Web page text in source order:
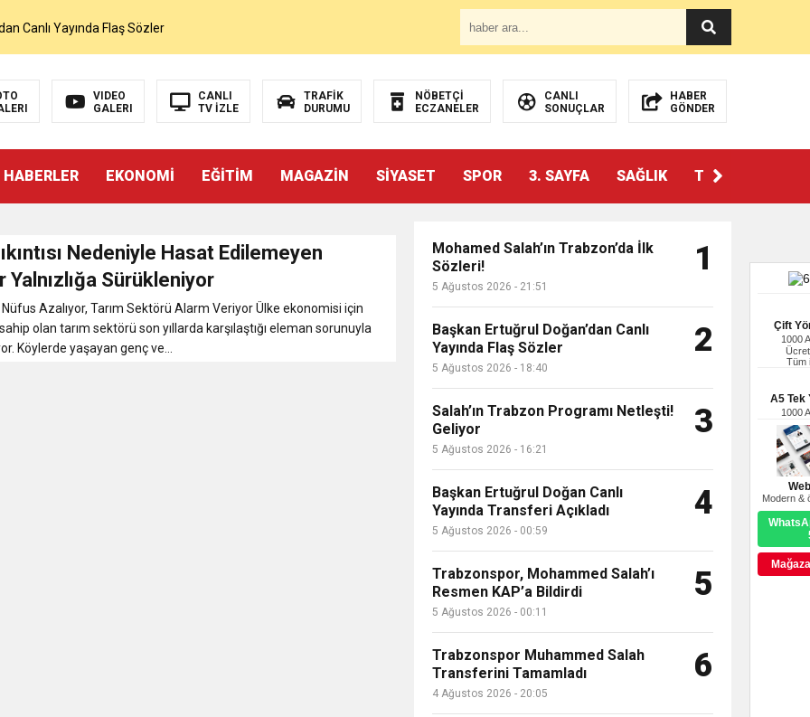
Çift
1000
Tüm
A5 Tek
1000
Modern &
Canlı Yayında Flaş Sözler
Netleşti! Geliyor
Salah Transferini Tamamladı
KAP’a Bildirdi
VIDEO
GALERI
CANLI
TV İZLE
TRAFİK
DURUMU
NÖBETÇİ
ECZANELER
CANLI
SONUÇLAR
HABER
GÖNDER
HABERLER EKONOMİ EĞİTİM MAGAZİN SİYASET SPOR 3. SAYFA SAĞLIK TEKNOLOJİ
Nedeniyle Hasat Edilemeyen
Yalnızlığa Sürükleniyor
Nüfus Azalıyor, Tarım Sektörü Alarm Veriyor Ülke ekonomisi için
olan tarım sektörü son yıllarda karşılaştığı eleman sorunuyla
Köylerde yaşayan genç ve...
Mohamed Salah’ın Trabzon’da İlk
Sözleri!
5 Ağustos 2026 - 21:51
1
Başkan Ertuğrul Doğan’dan Canlı
Yayında Flaş Sözler
5 Ağustos 2026 - 18:40
2
Salah’ın Trabzon Programı Netleşti!
Geliyor
5 Ağustos 2026 - 16:21
3
Başkan Ertuğrul Doğan Canlı
Yayında Transferi Açıkladı
5 Ağustos 2026 - 00:59
4
Trabzonspor, Mohammed Salah’ı
Resmen KAP’a Bildirdi
5 Ağustos 2026 - 00:11
5
Trabzonspor Muhammed Salah
Transferini Tamamladı
4 Ağustos 2026 - 20:05
6